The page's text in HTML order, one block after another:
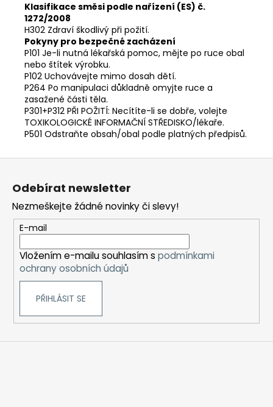
Klasifikace směsi podle nařízení (ES) č.
1272/2008
H302 Zdraví škodlivý při požití.
Pokyny pro bezpečné zacházení
P101 Je-li nutná lékařská pomoc, mějte po ruce obal
nebo štítek výrobku.
P102 Uchovávejte mimo dosah dětí.
P264 Po manipulaci důkladně omyjte ruce a
zasažené části těla.
P301+P312 PŘI POŽITÍ: Necítíte-li se dobře, volejte
TOXIKOLOGICKÉ INFORMAČNÍ STŘEDISKO/lékaře.
P501 Odstraňte obsah/obal podle platných předpisů.
Odebírat newsletter
Nezmeškejte žádné novinky či slevy!
E-mail
Vložením e-mailu souhlasím s podmínkami
ochrany osobních údajů
PŘIHLÁSIT SE